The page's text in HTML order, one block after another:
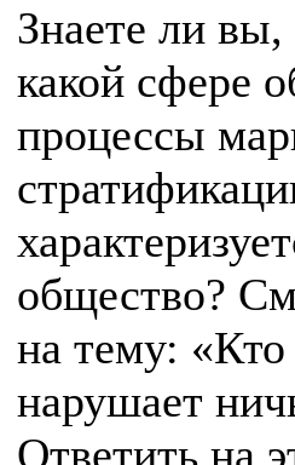
Знаете ли
какой сфере
процессы
общество?
на тему: «Кто
нарушает
Ответить на